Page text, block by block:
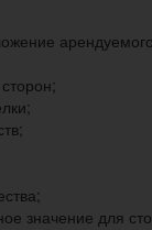
значение для